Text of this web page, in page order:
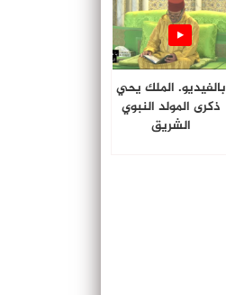
بالفيديو. الملك يحي
ذكرى المولد النبوي
الشريق